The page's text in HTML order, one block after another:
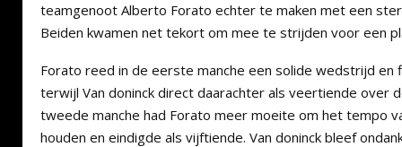
teamgenoot Alberto Forato echter te maken met een
Beiden kwamen net tekort om mee te strijden voor een
Forato reed in de eerste manche een solide wedstrijd en
terwijl Van doninck direct daarachter als veertiende over
tweede manche had Forato meer moeite om het tempo
houden en eindigde als vijftiende. Van doninck bleef